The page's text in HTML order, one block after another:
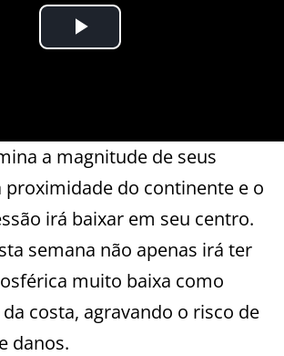
a magnitude de seus
proximidade do continente e o
irá baixar em seu centro.
semana não apenas irá ter
muito baixa como
costa, agravando o risco de
danos.